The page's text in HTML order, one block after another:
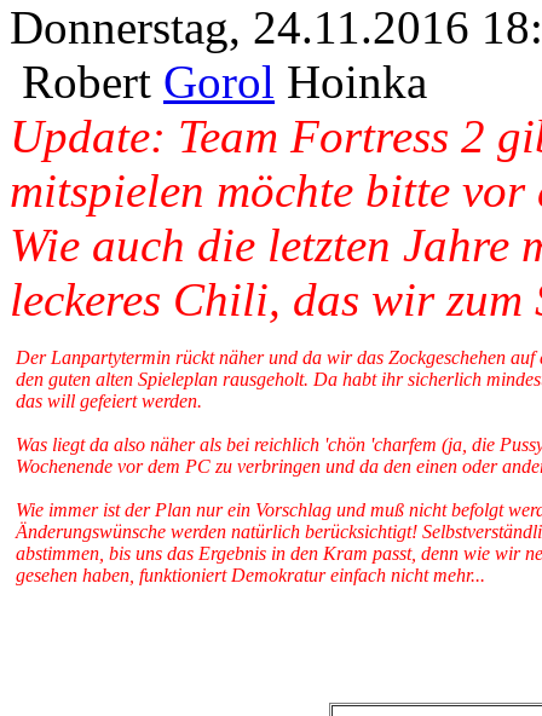
Donnerstag, 24.11.2016
Robert Gorol Hoinka
Update: Team Fortress 2
mitspielen möchte bitte
Wie auch die letzten Jahre
leckeres Chili, das wir zum
Der Lanpartytermin rückt näher und da wir das Zockgeschehen
den guten alten Spieleplan rausgeholt. Da habt ihr sicherlich
das will gefeiert werden.
Was liegt da also näher als bei reichlich 'chön 'charfem (ja, die
Wochenende vor dem PC zu verbringen und da den einen oder
Wie immer ist der Plan nur ein Vorschlag und muß nicht befolgt
Änderungswünsche werden natürlich berücksichtigt!
abstimmen, bis uns das Ergebnis in den Kram passt, denn wie wir
gesehen haben, funktioniert Demokratur einfach nicht mehr...